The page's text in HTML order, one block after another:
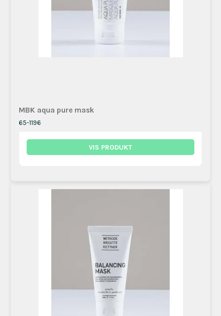
MBK aqua pure mask
65-1196
VIS PRODUKT